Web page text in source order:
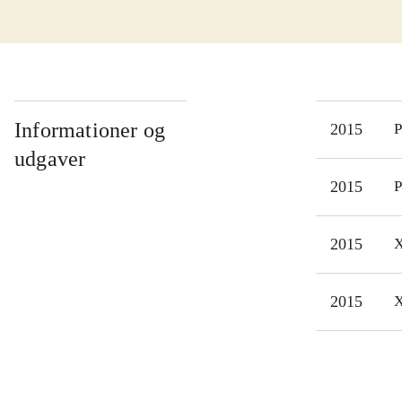
af
7
Informationer og
udgaver
2015
2015
2015
2015